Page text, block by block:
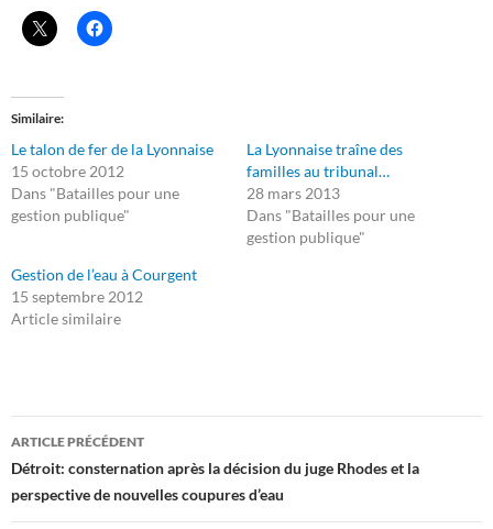
Similaire
Le talon de fer de la Lyonnaise
15 octobre 2012
Dans "Batailles pour une
gestion publique"
La Lyonnaise traîne des
familles au tribunal…
28 mars 2013
Dans "Batailles pour une
gestion publique"
Gestion de l’eau à Courgent
15 septembre 2012
Article similaire
Navigation
des
articles
ARTICLE PRÉCÉDENT
Détroit: consternation après la décision du juge Rhodes et la
perspective de nouvelles coupures d’eau